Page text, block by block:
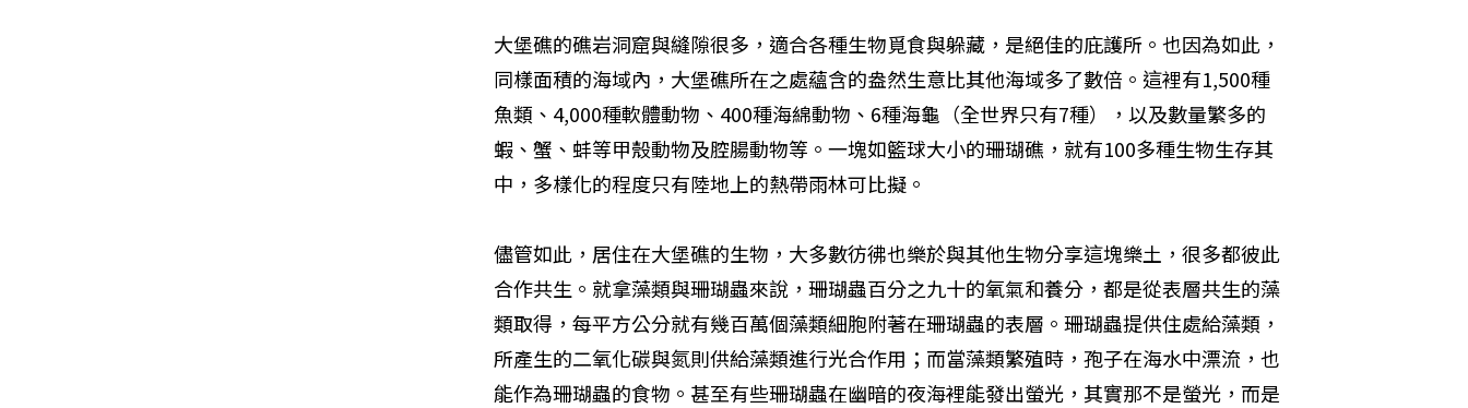
大堡礁的礁岩洞窟與縫隙很多，適合各種生物覓食與躲藏，是絕佳的庇護所。也因為如此，
同樣面積的海域內，大堡礁所在之處蘊含的盎然生意比其他海域多了數倍。這裡有1,500種
魚類、4,000種軟體動物、400種海綿動物、6種海龜（全世界只有7種），以及數量繁多的
蝦、蟹、蚌等甲殼動物及腔腸動物等。一塊如籃球大小的珊瑚礁，就有100多種生物生存其
中，多樣化的程度只有陸地上的熱帶雨林可比擬。
儘管如此，居住在大堡礁的生物，大多數彷彿也樂於與其他生物分享這塊樂土，很多都彼此
合作共生。就拿藻類與珊瑚蟲來說，珊瑚蟲百分之九十的氧氣和養分，都是從表層共生的藻
類取得，每平方公分就有幾百萬個藻類細胞附著在珊瑚蟲的表層。珊瑚蟲提供住處給藻類，
所產生的二氧化碳與氮則供給藻類進行光合作用；而當藻類繁殖時，孢子在海水中漂流，也
能作為珊瑚蟲的食物。甚至有些珊瑚蟲在幽暗的夜海裡能發出螢光，其實那不是螢光，而是